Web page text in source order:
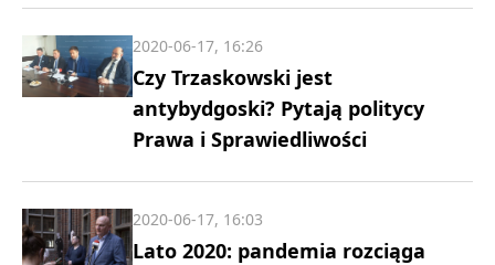
Czy Trzaskowski jest
antybydgoski? Pytają politycy
Prawa i Sprawiedliwości
2020-06-17, 16:26
Lato 2020: pandemia rozciąga
2020-06-17, 16:03